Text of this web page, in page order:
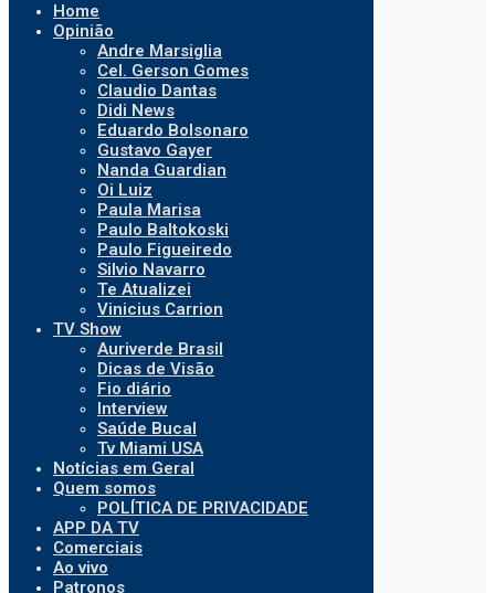
Home
Opinião
Andre Marsiglia
Cel. Gerson Gomes
Claudio Dantas
Didi News
Eduardo Bolsonaro
Gustavo Gayer
Nanda Guardian
Oi Luiz
Paula Marisa
Paulo Baltokoski
Paulo Figueiredo
Silvio Navarro
Te Atualizei
Vinicius Carrion
TV Show
Auriverde Brasil
Dicas de Visão
Fio diário
Interview
Saúde Bucal
Tv Miami USA
Notícias em Geral
Quem somos
POLÍTICA DE PRIVACIDADE
APP DA TV
Comerciais
Ao vivo
Patronos